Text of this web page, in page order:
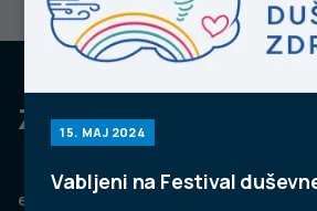
15. MAJ 2024
Vabljeni na Festival
Za dobro javno zdravje
eZdravje